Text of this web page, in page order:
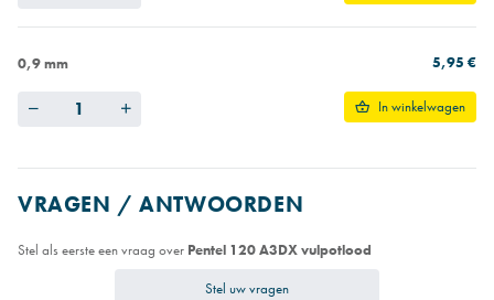
0,9 mm 5,95 €
In winkelwagen
VRAGEN / ANTWOORDEN
Stel als eerste een vraag over Pentel 120 A3DX vulpotlood
Stel uw vragen